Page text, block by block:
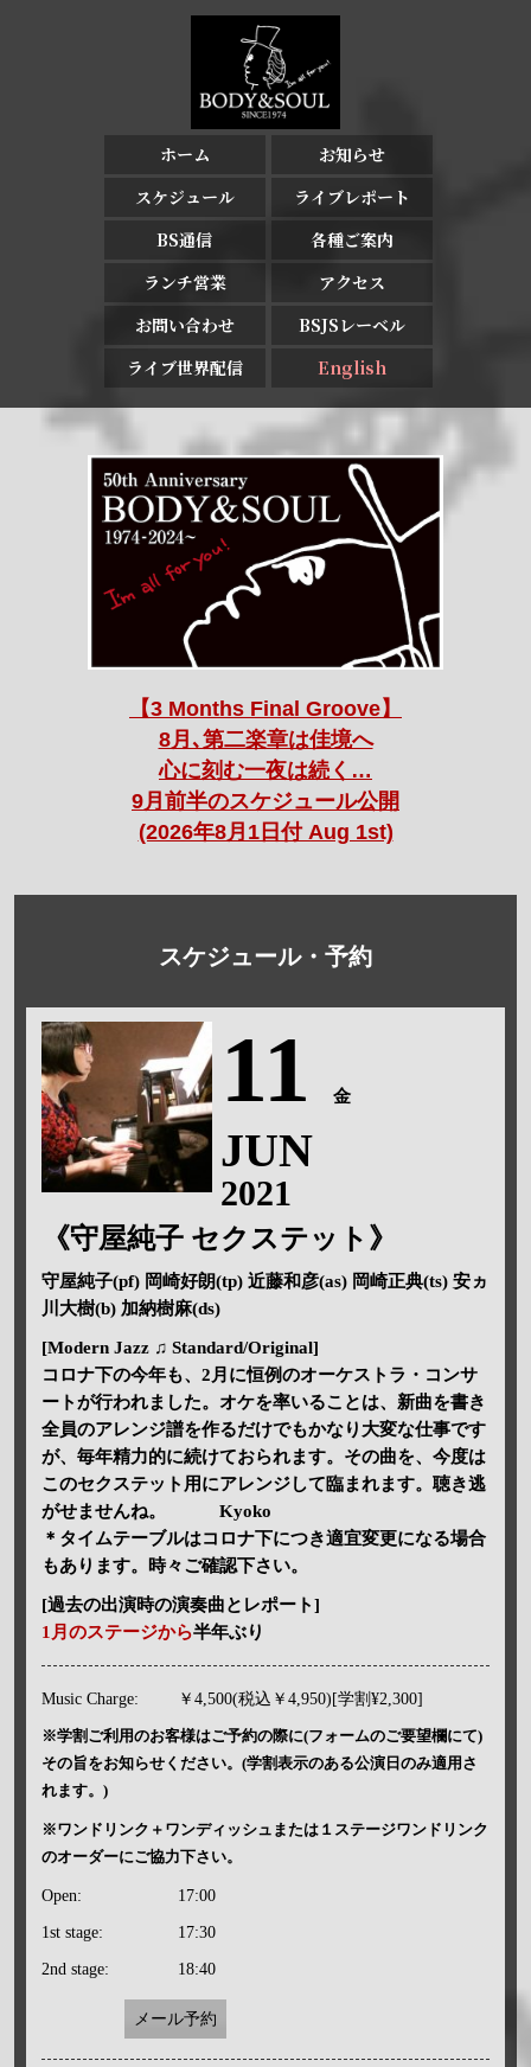
ホーム
お知らせ
スケジュール
ライブレポート
BS通信
各種ご案内
ランチ営業
アクセス
お問い合わせ
BSJSレーベル
ライブ世界配信
English
【3 Months Final Groove】
8月､第二楽章は佳境へ
心に刻む一夜は続く…
9月前半のスケジュール公開
(2026年8月1日付 Aug 1st)
スケジュール・予約
11 金
JUN
2021
《守屋純子 セクステット》
守屋純子(pf) 岡崎好朗(tp) 近藤和彦(as) 岡崎正典(ts) 安ヵ
川大樹(b) 加納樹麻(ds)
[Modern Jazz ♫ Standard/Original]
コロナ下の今年も、2月に恒例のオーケストラ・コンサ
ートが行われました。オケを率いることは、新曲を書き
全員のアレンジ譜を作るだけでもかなり大変な仕事です
が、毎年精力的に続けておられます。その曲を、今度は
このセクステット用にアレンジして臨まれます。聴き逃
がせませんね。 Kyoko
＊タイムテーブルはコロナ下につき適宜変更になる場合
もあります。時々ご確認下さい。
[過去の出演時の演奏曲とレポート]
1月のステージから半年ぶり
Music Charge: ￥4,500(税込￥4,950)[学割¥2,300]
※学割ご利用のお客様はご予約の際に(フォームのご要望欄にて)
その旨をお知らせください。(学割表示のある公演日のみ適用さ
れます。)
※ワンドリンク＋ワンディッシュまたは１ステージワンドリンク
のオーダーにご協力下さい。
Open: 17:00
1st stage: 17:30
2nd stage: 18:40
メール予約